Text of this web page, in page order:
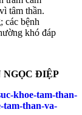
tâm thần.
các bệnh
khó đáp
NGỌC ĐIỆP
khoe-tam-than-
tam-than-va-